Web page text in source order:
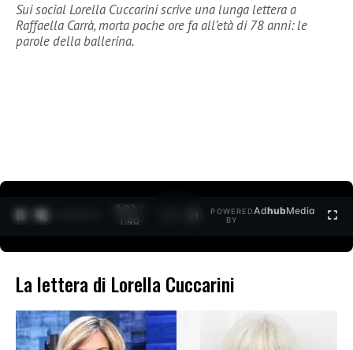
Sui social Lorella Cuccarini scrive una lunga lettera a
Raffaella Carrà, morta poche ore fa all’età di 78 anni: le
parole della ballerina.
0:27 /
1:40
POWERED
BY
AdhubMedia
La lettera di Lorella Cuccarini